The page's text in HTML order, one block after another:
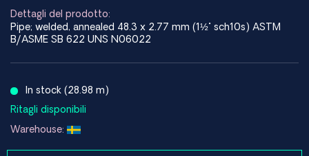
Dettagli del prodotto:
Pipe; welded, annealed 48.3 x 2.77 mm (1½" sch10s) ASTM
B/ASME SB 622 UNS N06022
In stock (28.98 m)
Ritagli disponibili
Warehouse: